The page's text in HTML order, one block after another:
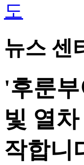
뉴스 센
'후룬
빛 열
작합니